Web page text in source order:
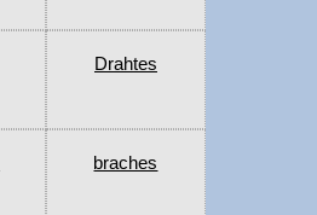
Drahtes
braches